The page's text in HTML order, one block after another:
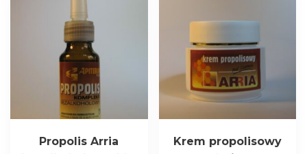
Propolis Arria
Krem propolisowy